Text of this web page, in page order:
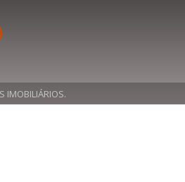
IMOBILIÁRIOS.